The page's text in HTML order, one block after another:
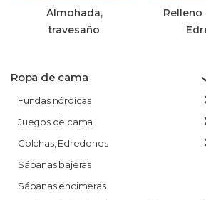
Almohada,
travesaño
Ropa de cama
Fundas nórdicas
Juegos de cama
Colchas, Edredones
Sábanas bajeras
Sábanas encimeras